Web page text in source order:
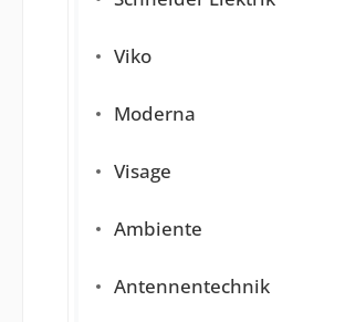
Viko
Moderna
Visage
Ambiente
Antennentechnik